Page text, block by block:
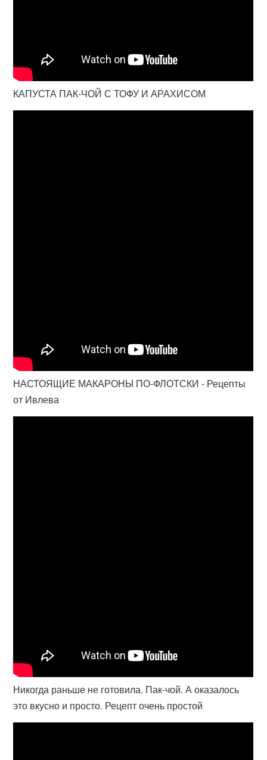
КАПУСТА ПАК-ЧОЙ С ТОФУ И АРАХИСОМ
НАСТОЯЩИЕ МАКАРОНЫ ПО-ФЛОТСКИ - Рецепты
от Ивлева
Никогда раньше не готовила. Пак-чой. А оказалось
это вкусно и просто. Рецепт очень простой